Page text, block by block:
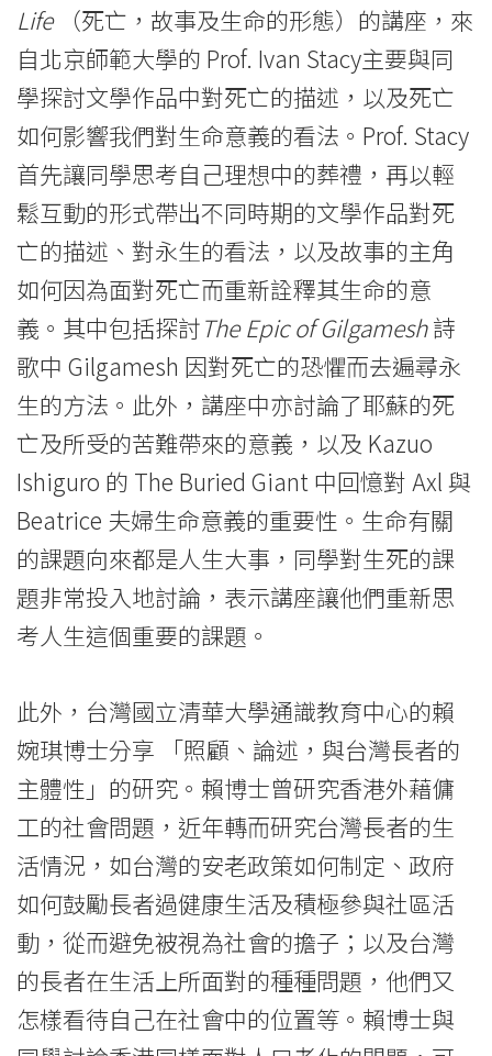
Life（死亡，故事及生命的形態）的講座，來
自北京師範大學的 Prof. Ivan Stacy主要與同
學探討文學作品中對死亡的描述，以及死亡
如何影響我們對生命意義的看法。Prof. Stacy
首先讓同學思考自己理想中的葬禮，再以輕
鬆互動的形式帶出不同時期的文學作品對死
亡的描述、對永生的看法，以及故事的主角
如何因為面對死亡而重新詮釋其生命的意
義。其中包括探討The Epic of Gilgamesh詩
歌中 Gilgamesh 因對死亡的恐懼而去遍尋永
生的方法。此外，講座中亦討論了耶蘇的死
亡及所受的苦難帶來的意義，以及 Kazuo
Ishiguro 的 The Buried Giant 中回憶對 Axl 與
Beatrice 夫婦生命意義的重要性。生命有關
的課題向來都是人生大事，同學對生死的課
題非常投入地討論，表示講座讓他們重新思
考人生這個重要的課題。
此外，台灣國立清華大學通識教育中心的賴
婉琪博士分享 「照顧、論述，與台灣長者的
主體性」的研究。賴博士曾研究香港外藉傭
工的社會問題，近年轉而研究台灣長者的生
活情況，如台灣的安老政策如何制定、政府
如何鼓勵長者過健康生活及積極參與社區活
動，從而避免被視為社會的擔子；以及台灣
的長者在生活上所面對的種種問題，他們又
怎樣看待自己在社會中的位置等。賴博士與